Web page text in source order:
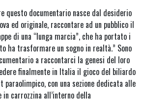
questo documentario nasce dal desiderio
ed originale, raccontare ad un pubblico il
di una “lunga marcia”, che ha portato i
ha trasformare un sogno in realtà.” Sono
a raccontarci la genesi del loro
finalmente in Italia il gioco del biliardo
paraolimpico, con una sezione dedicata alle
carrozzina all’interno della